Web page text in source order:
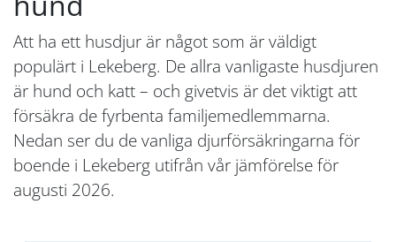
Att ha ett husdjur är något som är väldigt
populärt i Lekeberg. De allra vanligaste husdjuren
är hund och katt – och givetvis är det viktigt att
försäkra de fyrbenta familjemedlemmarna.
Nedan ser du de vanliga djurförsäkringarna för
boende i Lekeberg utifrån vår jämförelse för
augusti 2026.